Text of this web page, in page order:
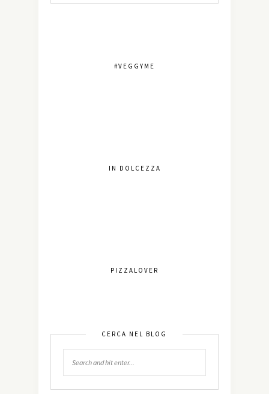
#VEGGYME
IN DOLCEZZA
PIZZALOVER
CERCA NEL BLOG